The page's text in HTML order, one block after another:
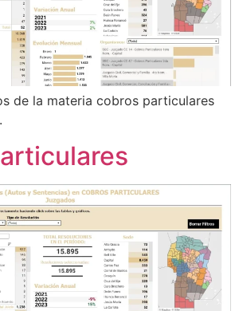
de la materia cobros particulares